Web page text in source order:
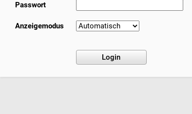
Passwort
Anzeigemodus